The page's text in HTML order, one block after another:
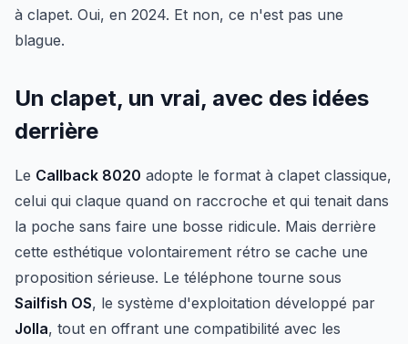
à clapet. Oui, en 2024. Et non, ce n'est pas une
blague.
Un clapet, un vrai, avec des idées
derrière
Le Callback 8020 adopte le format à clapet classique,
celui qui claque quand on raccroche et qui tenait dans
la poche sans faire une bosse ridicule. Mais derrière
cette esthétique volontairement rétro se cache une
proposition sérieuse. Le téléphone tourne sous
Sailfish OS, le système d'exploitation développé par
Jolla, tout en offrant une compatibilité avec les